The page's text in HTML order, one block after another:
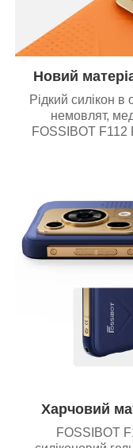
Новий
Рідкий силікон
немовлят,
FOSSIBOT F112
Харчовий
FOSSIBOT